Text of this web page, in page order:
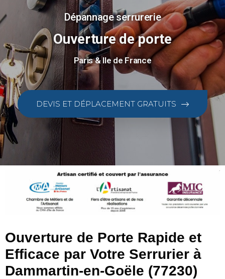
Dépannage serrurerie
Ouverture de porte
Paris & Ile de France
DEVIS ET DÉPLACEMENT GRATUITS
Ouverture de Porte Rapide et
Efficace par Votre Serrurier à
Dammartin-en-Goële (77230)